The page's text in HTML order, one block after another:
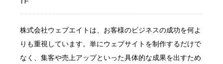
株式会社ウェブエイトは、お客様のビジネスの成功を何よ
りも重視しています。単にウェブサイトを制作するだけで
なく、集客や売上アップといった具体的な成果を出すため